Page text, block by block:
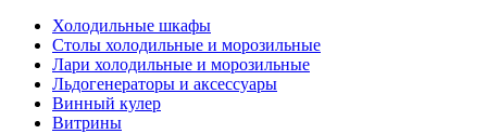
Холодильные шкафы
Столы холодильные и морозильные
Лари холодильные и морозильные
Льдогенераторы и аксессуары
Винный кулер
Витрины